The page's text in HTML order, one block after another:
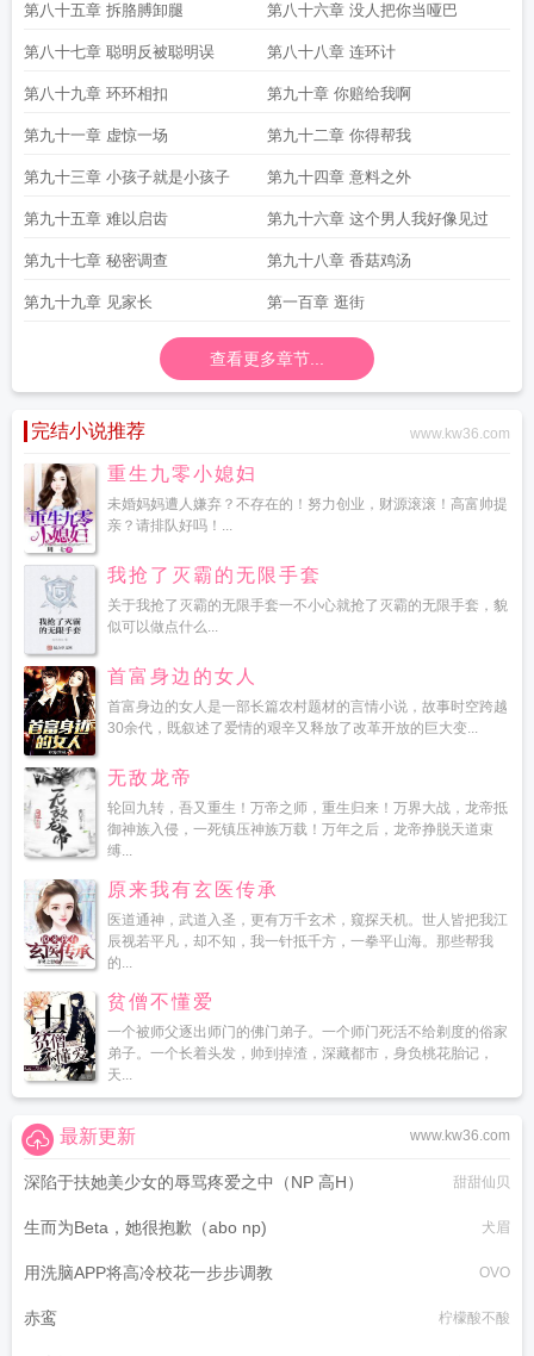
第八十五章 拆胳膊卸腿 第八十六章 没人把你当哑巴
第八十七章 聪明反被聪明误 第八十八章 连环计
第八十九章 环环相扣 第九十章 你赔给我啊
第九十一章 虚惊一场 第九十二章 你得帮我
第九十三章 小孩子就是小孩子 第九十四章 意料之外
第九十五章 难以启齿 第九十六章 这个男人我好像见过
第九十七章 秘密调查 第九十八章 香菇鸡汤
第九十九章 见家长 第一百章 逛街
查看更多章节...
完结小说推荐 www.kw36.com
重生九零小媳妇
未婚妈妈遭人嫌弃？不存在的！努力创业，财源滚滚！高富帅提
亲？请排队好吗！...
我抢了灭霸的无限手套
关于我抢了灭霸的无限手套一不小心就抢了灭霸的无限手套，貌
似可以做点什么...
首富身边的女人
首富身边的女人是一部长篇农村题材的言情小说，故事时空跨越
30余代，既叙述了爱情的艰辛又释放了改革开放的巨大变...
无敌龙帝
轮回九转，吾又重生！万帝之师，重生归来！万界大战，龙帝抵
御神族入侵，一死镇压神族万载！万年之后，龙帝挣脱天道束
缚...
原来我有玄医传承
医道通神，武道入圣，更有万千玄术，窥探天机。世人皆把我江
辰视若平凡，却不知，我一针抵千方，一拳平山海。那些帮我
的...
贫僧不懂爱
一个被师父逐出师门的佛门弟子。一个师门死活不给剃度的俗家
弟子。一个长着头发，帅到掉渣，深藏都市，身负桃花胎记，
天...
www.kw36.com
最新更新
深陷于扶她美少女的辱骂疼爱之中（NP 高H） 甜甜仙贝
生而为Beta，她很抱歉（abo np) 犬眉
用洗脑APP将高冷校花一步步调教 OVO
赤鸾 柠檬酸不酸